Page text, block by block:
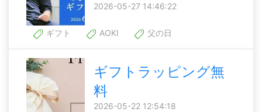
2026-05-27 14:46:22
ギフト AOKI 父の日
ギフトラッピング無
料
2026-05-22 12:54:18